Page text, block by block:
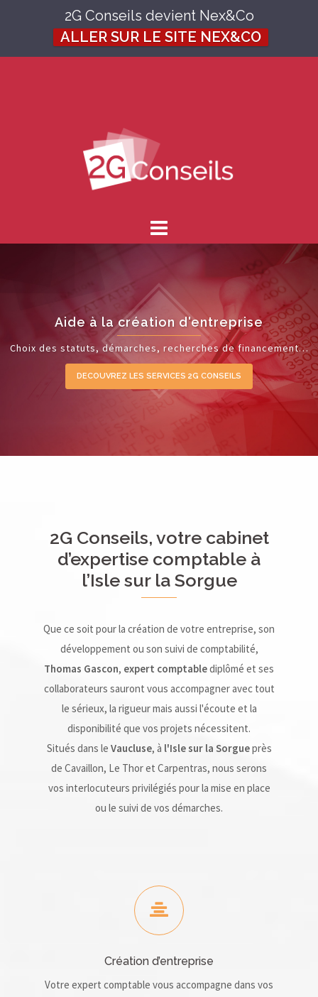
2G Conseils devient Nex&Co
ALLER SUR LE SITE NEX&CO
Aide à la création d'entreprise
Choix des statuts, démarches, recherches de financement…
DECOUVREZ LES SERVICES 2G CONSEILS
2G Conseils, votre cabinet
d’expertise comptable à
l’Isle sur la Sorgue
Que ce soit pour la création de votre entreprise, son
développement ou son suivi de comptabilité,
Thomas Gascon, expert comptablediplômé et ses
collaborateurs sauront vous accompagner avec tout
le sérieux, la rigueur mais aussi l'écoute et la
disponibilité que vos projets nécessitent.
Situés dans le Vaucluse, à l'Isle sur la Sorgueprès
de Cavaillon, Le Thor et Carpentras, nous serons
vos interlocuteurs privilégiés pour la mise en place
ou le suivi de vos démarches.
Création d’entreprise
Votre expert comptable vous accompagne dans vos